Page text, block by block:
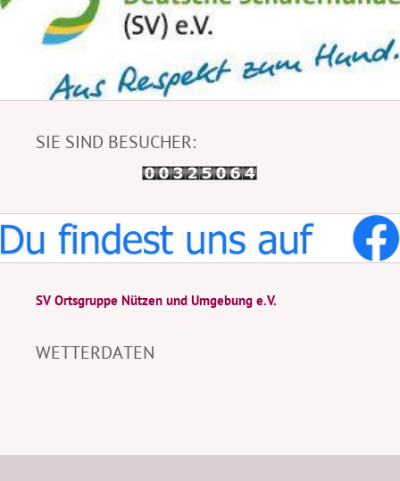
SIE SIND BESUCHER:
SV Ortsgruppe Nützen und Umgebung e.V.
WETTERDATEN